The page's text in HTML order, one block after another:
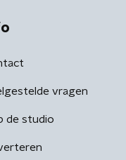
vragen
de studio